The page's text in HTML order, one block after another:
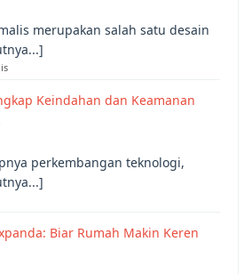
merupakan salah satu desain
Keindahan dan Keamanan
perkembangan teknologi,
Biar Rumah Makin Keren